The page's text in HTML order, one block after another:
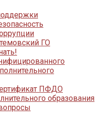
ГО
ПФДО
образования